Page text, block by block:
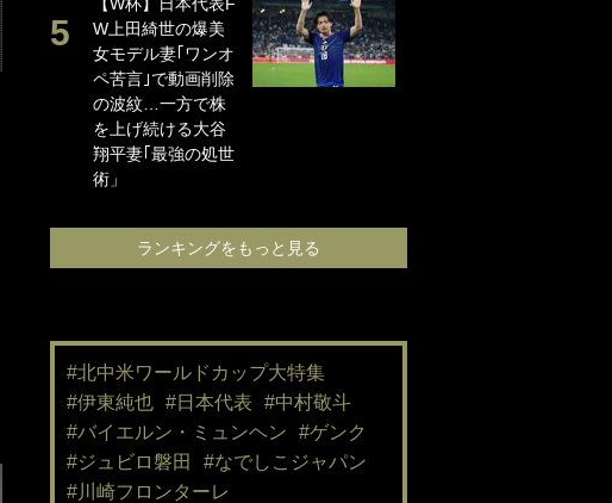
W上田綺世の爆美
女モデル妻｢ワンオ
ペ苦言｣で動画削除
の波紋…一方で株
を上げ続ける大谷
翔平妻｢最強の処世
術」
ランキングをもっと見る
#北中米ワールドカップ大特集
#伊東純也 #日本代表
#中村敬斗
#バイエルン・ミュンヘン
#ゲンク
#ジュビロ磐田
#なでしこジャパン
#川崎フロンターレ